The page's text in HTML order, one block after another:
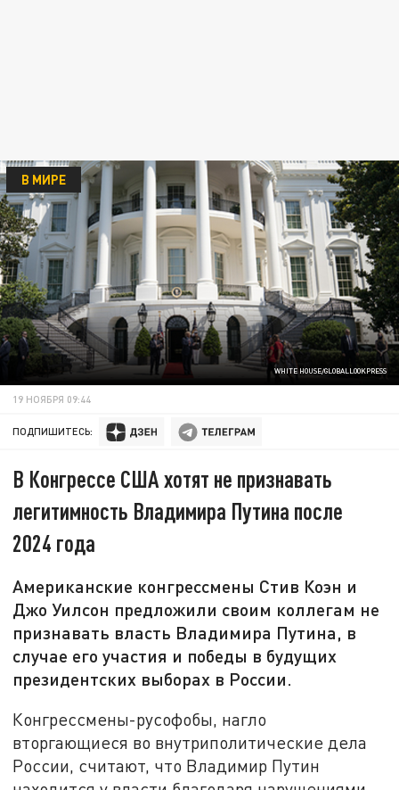
WHITE HOUSE/GLOBALLOOKPRESS
В МИРЕ
19 НОЯБРЯ 09:44
ПОДПИШИТЕСЬ:
В Конгрессе США хотят не признавать
легитимность Владимира Путина после
2024 года
Американские конгрессмены Стив Коэн и
Джо Уилсон предложили своим коллегам не
признавать власть Владимира Путина, в
случае его участия и победы в будущих
президентских выборах в России.
Конгрессмены-русофобы, нагло
вторгающиеся во внутриполитические дела
России, считают, что Владимир Путин